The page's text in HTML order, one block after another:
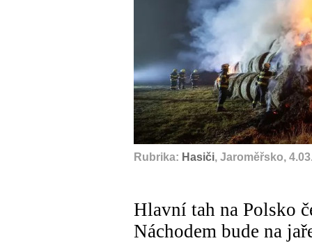
Rubrika: Hasiči, Jaroměřsko,
Hlavní tah na Polsko
Náchodem bude na